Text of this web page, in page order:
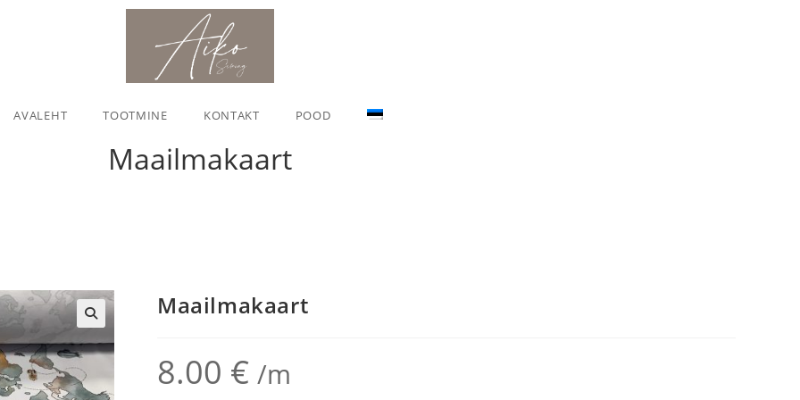
AVALEHT TOOTMINE KONTAKT POOD
Maailmakaart
🔍
Maailmakaart
8.00 € /m